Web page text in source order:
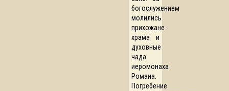
богослужением
молились
прихожане
храма и
духовные
чада
иеромонаха
Романа.
Погребение